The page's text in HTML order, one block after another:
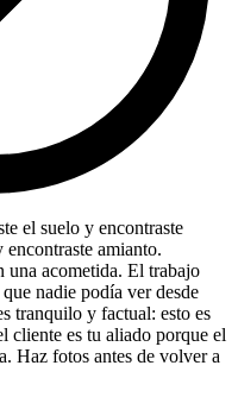
el suelo y encontraste
amianto.
una acometida. El trabajo
nadie podía ver desde
tranquilo y factual: esto es
cliente es tu aliado porque el
Haz fotos antes de volver a